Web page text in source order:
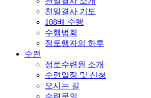
천일결사 기도
108배 수행
수행법회
정토행자의 하루
수련
정토수련원 소개
수련일정 및 신청
오시는 길
수련문의